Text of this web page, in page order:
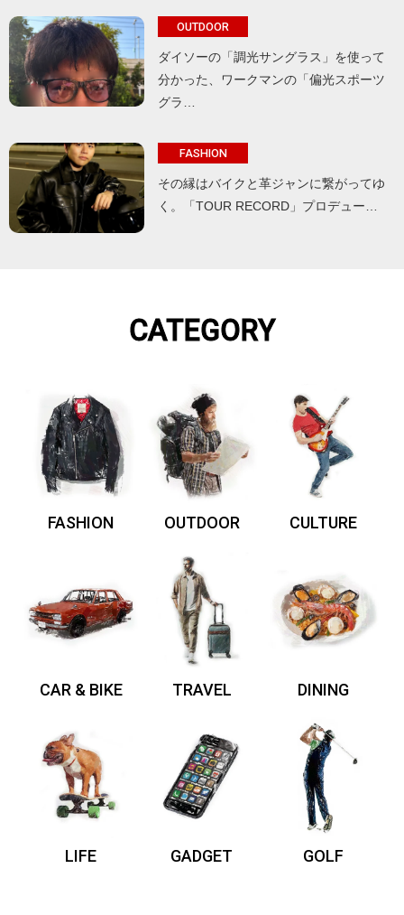
OUTDOOR
ダイソーの「調光サングラス」を使って
分かった、ワークマンの「偏光スポーツ
グラ…
FASHION
その縁はバイクと革ジャンに繋がってゆ
く。「TOUR RECORD」プロデュー…
CATEGORY
FASHION OUTDOOR CULTURE
CAR & BIKE TRAVEL DINING
LIFE GADGET GOLF